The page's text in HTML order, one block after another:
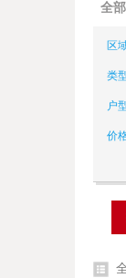
全部
区
类
户
价